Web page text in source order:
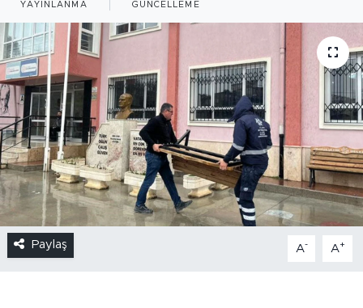
YAYINLANMA GÜNCELLEME
Paylaş A- A+